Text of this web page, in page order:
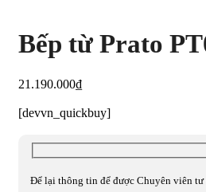
Bếp từ Prato
21.190.000₫
[devvn_quickbuy]
Để lại thông tin để được Chuyên viên